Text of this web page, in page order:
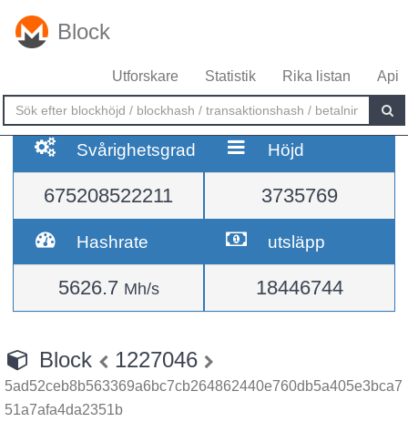
Block
Utforskare Statistik Rika listan Api
Svårighetsgrad
675208522211
Höjd
3735769
Hashrate
5626.7 Mh/s
utsläpp
18446744
Block 1227046
5ad52ceb8b563369a6bc7cb264862440e760db5a405e3bca7
51a7afa4da2351b